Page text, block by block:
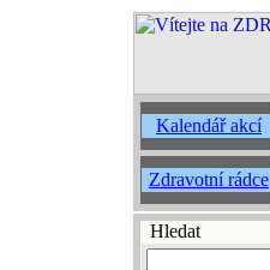
Kalendář akcí
Zdravotní rádce
Hledat